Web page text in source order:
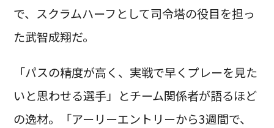
で、スクラムハーフとして司令塔の役目を担っ
た武智成翔だ。
「パスの精度が高く、実戦で早くプレーを見た
いと思わせる選手」とチーム関係者が語るほど
の逸材。「アーリーエントリーから3週間で、